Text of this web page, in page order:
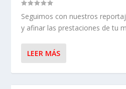
Seguimos con nuestros
y afinar las prestaciones de tu
LEER MÁS